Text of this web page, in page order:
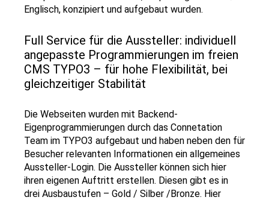
Englisch, konzipiert und aufgebaut wurden.
Full Service für die Aussteller: individuell
angepasste Programmierungen im freien
CMS TYPO3 – für hohe Flexibilität, bei
gleichzeitiger Stabilität
Die Webseiten wurden mit Backend-
Eigenprogrammierungen durch das Connetation
Team im TYPO3 aufgebaut und haben neben den für
Besucher relevanten Informationen ein allgemeines
Aussteller-Login. Die Aussteller können sich hier
ihren eigenen Auftritt erstellen. Diesen gibt es in
drei Ausbaustufen – Gold / Silber /Bronze. Hier